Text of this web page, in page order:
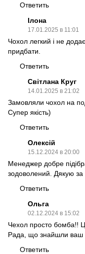
Ответить
Ілона
17.01.2025 в 11:01
Чохол легкий і не
придбати.
Ответить
Світлана Круг
14.01.2025 в 21:02
Замовляли чохол на
Супер якість)
Ответить
Олексій
15.12.2024 в 20:00
Менеджер добре
зодоволений. Дякую за
Ответить
Ольга
02.12.2024 в 15:02
Чехол просто бомба!!
Рада, що знайшли ваш
Ответить